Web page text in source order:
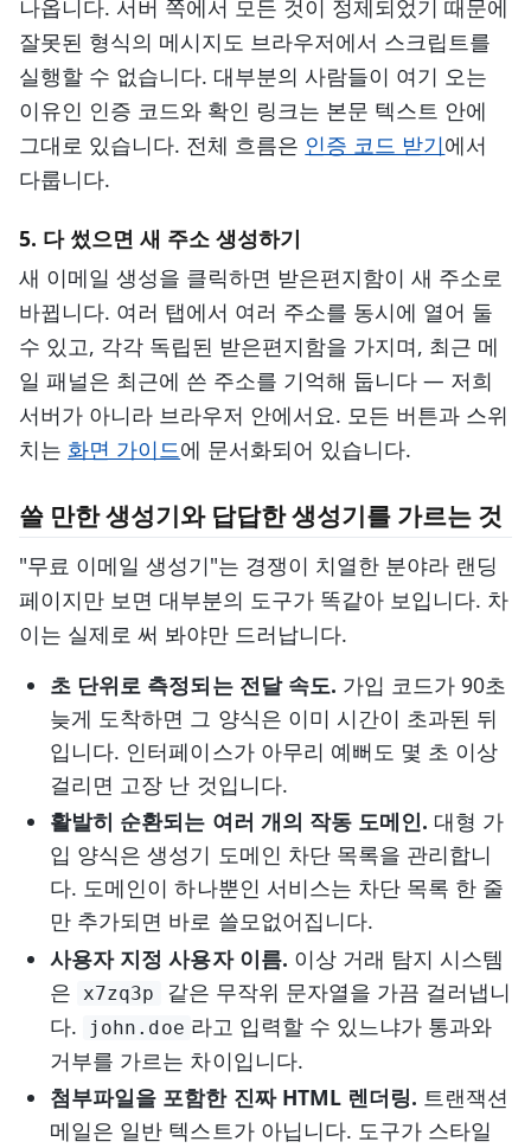
나옵니다. 서버 쪽에서 모든 것이 정제되었기 때문에
잘못된 형식의 메시지도 브라우저에서 스크립트를
실행할 수 없습니다. 대부분의 사람들이 여기 오는
이유인 인증 코드와 확인 링크는 본문 텍스트 안에
그대로 있습니다. 전체 흐름은 인증 코드 받기에서
다룹니다.
5. 다 썼으면 새 주소 생성하기
새 이메일 생성을 클릭하면 받은편지함이 새 주소로
바뀝니다. 여러 탭에서 여러 주소를 동시에 열어 둘
수 있고, 각각 독립된 받은편지함을 가지며, 최근 메
일 패널은 최근에 쓴 주소를 기억해 둡니다 — 저희
서버가 아니라 브라우저 안에서요. 모든 버튼과 스위
치는 화면 가이드에 문서화되어 있습니다.
쓸 만한 생성기와 답답한 생성기를 가르는 것
"무료 이메일 생성기"는 경쟁이 치열한 분야라 랜딩
페이지만 보면 대부분의 도구가 똑같아 보입니다. 차
이는 실제로 써 봐야만 드러납니다.
초 단위로 측정되는 전달 속도. 가입 코드가 90초
늦게 도착하면 그 양식은 이미 시간이 초과된 뒤
입니다. 인터페이스가 아무리 예뻐도 몇 초 이상
걸리면 고장 난 것입니다.
활발히 순환되는 여러 개의 작동 도메인. 대형 가
입 양식은 생성기 도메인 차단 목록을 관리합니
다. 도메인이 하나뿐인 서비스는 차단 목록 한 줄
만 추가되면 바로 쓸모없어집니다.
사용자 지정 사용자 이름. 이상 거래 탐지 시스템
은
x7zq3p
같은 무작위 문자열을 가끔 걸러냅니
다.
john.doe 라고 입력할 수 있느냐가 통과와
거부를 가르는 차이입니다.
첨부파일을 포함한 진짜 HTML 렌더링. 트랜잭션
메일은 일반 텍스트가 아닙니다. 도구가 스타일